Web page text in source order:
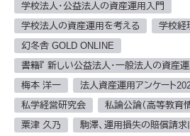
学校法人・公益法人の資産運用入門
学校法人の資産運用を考える
学校経
幻冬舎 GOLD ONLINE
書籍『 新しい公益法人・一般法人の資産運
梅本 洋一
法人資産運用アンケート
私学経営研究会
私論公論（高等教育
粟津 久乃
駒澤、運用損失の賠償請